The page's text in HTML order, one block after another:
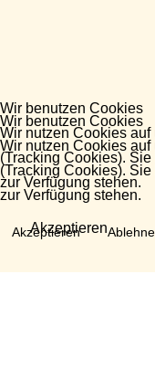
Wir benutzen Cookies
Wir nutzen Cookies
(Tracking Cookies).
zur Verfügung stehen.
Akzeptieren
Wir benutzen Cookies
Wir nutzen Cookies
(Tracking Cookies).
zur Verfügung stehen.
Akzeptieren